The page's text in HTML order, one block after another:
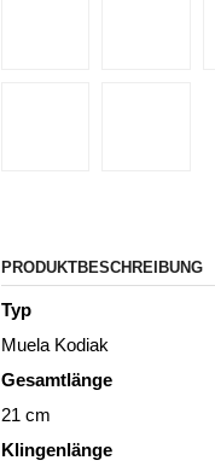
PRODUKTBESCHREIBUNG
Typ
Muela Kodiak
Gesamtlänge
21 cm
Klingenlänge